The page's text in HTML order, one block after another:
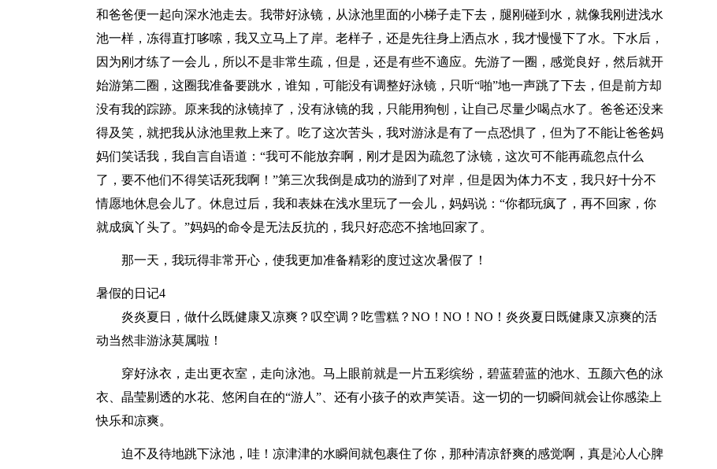
和爸爸便一起向深水池走去。我带好泳镜，从泳池里面的小梯子走下去，腿刚碰到水，就像我刚进浅水
池一样，冻得直打哆嗦，我又立马上了岸。老样子，还是先往身上洒点水，我才慢慢下了水。下水后，
因为刚才练了一会儿，所以不是非常生疏，但是，还是有些不適应。先游了一圈，感觉良好，然后就开
始游第二圈，这圈我准备要跳水，谁知，可能没有调整好泳镜，只听“啪”地一声跳了下去，但是前方却
没有我的踪跡。原来我的泳镜掉了，没有泳镜的我，只能用狗刨，让自己尽量少喝点水了。爸爸还没来
得及笑，就把我从泳池里救上来了。吃了这次苦头，我对游泳是有了一点恐惧了，但为了不能让爸爸妈
妈们笑话我，我自言自语道：“我可不能放弃啊，刚才是因为疏忽了泳镜，这次可不能再疏忽点什么
了，要不他们不得笑话死我啊！”第三次我倒是成功的游到了对岸，但是因为体力不支，我只好十分不
情愿地休息会儿了。休息过后，我和表妹在浅水里玩了一会儿，妈妈说：“你都玩疯了，再不回家，你
就成疯丫头了。”妈妈的命令是无法反抗的，我只好恋恋不捨地回家了。
那一天，我玩得非常开心，使我更加准备精彩的度过这次暑假了！
暑假的日记4
炎炎夏日，做什么既健康又凉爽？叹空调？吃雪糕？NO！NO！NO！炎炎夏日既健康又凉爽的活
动当然非游泳莫属啦！
穿好泳衣，走出更衣室，走向泳池。马上眼前就是一片五彩缤纷，碧蓝碧蓝的池水、五颜六色的泳
衣、晶莹剔透的水花、悠闲自在的“游人”、还有小孩子的欢声笑语。这一切的一切瞬间就会让你感染上
快乐和凉爽。
迫不及待地跳下泳池，哇！凉津津的水瞬间就包裹住了你，那种清凉舒爽的感觉啊，真是沁人心脾